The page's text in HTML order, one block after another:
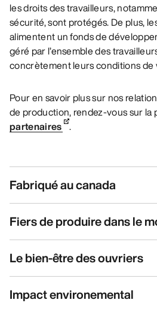
les droits des travailleurs,
sécurité, sont protégés. De plus,
alimentent un fonds de
géré par l’ensemble des
concrètement leurs conditions de
Pour en savoir plus sur nos
de production, rendez-vous sur la
partenaires .
Fabriqué au canada
Fiers de produire dans le
Le bien-être des ouvriers
Impact environemental